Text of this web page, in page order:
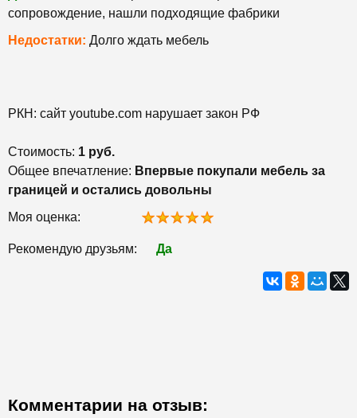
сопровождение, нашли подходящие фабрики
Недостатки: Долго ждать мебель
РКН: сайт youtube.com нарушает закон РФ
Стоимость: 1 руб.
Общее впечатление: Впервые покупали мебель за
границей и остались довольны
Моя оценка:
Рекомендую друзьям: Да
Комментарии на отзыв: